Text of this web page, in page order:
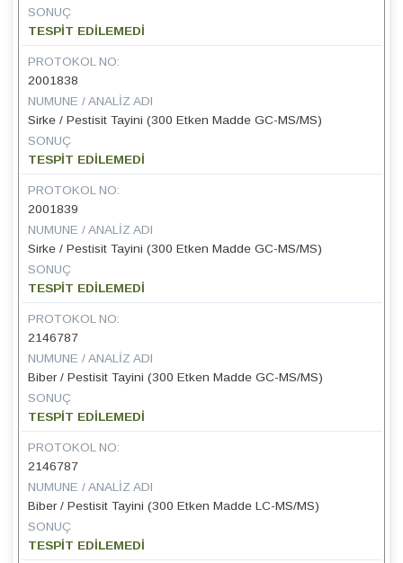
SONUÇ
TESPİT EDİLEMEDİ
PROTOKOL NO:
2001838
NUMUNE / ANALIZ ADI
Sirke / Pestisit Tayini (300 Etken Madde GC-MS/MS)
SONUÇ
TESPİT EDİLEMEDİ
PROTOKOL NO:
2001839
NUMUNE / ANALIZ ADI
Sirke / Pestisit Tayini (300 Etken Madde GC-MS/MS)
SONUÇ
TESPİT EDİLEMEDİ
PROTOKOL NO:
2146787
NUMUNE / ANALIZ ADI
Biber / Pestisit Tayini (300 Etken Madde GC-MS/MS)
SONUÇ
TESPİT EDİLEMEDİ
PROTOKOL NO:
2146787
NUMUNE / ANALIZ ADI
Biber / Pestisit Tayini (300 Etken Madde LC-MS/MS)
SONUÇ
TESPİT EDİLEMEDİ